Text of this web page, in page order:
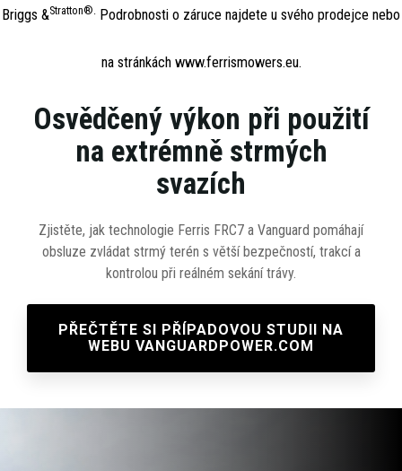
Briggs &Stratton®. Podrobnosti o záruce najdete u svého prodejce nebo
na stránkách www.ferrismowers.eu.
Osvědčený výkon při použití
na extrémně strmých
svazích
Zjistěte, jak technologie Ferris FRC7 a Vanguard pomáhají
obsluze zvládat strmý terén s větší bezpečností, trakcí a
kontrolou při reálném sekání trávy.
PŘEČTĚTE SI PŘÍPADOVOU STUDII NA
WEBU VANGUARDPOWER.COM